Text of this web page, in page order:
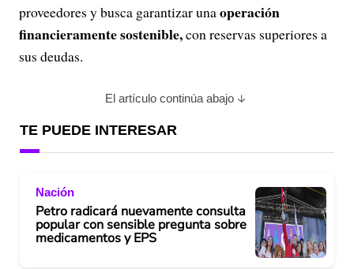
proveedores y busca garantizar unaoperación
financieramente sostenible,con reservas superiores a
sus deudas.
El artículo continúa abajo
TE PUEDE INTERESAR
Nación
Petro radicará nuevamente consulta
popular con sensible pregunta sobre
medicamentos y EPS